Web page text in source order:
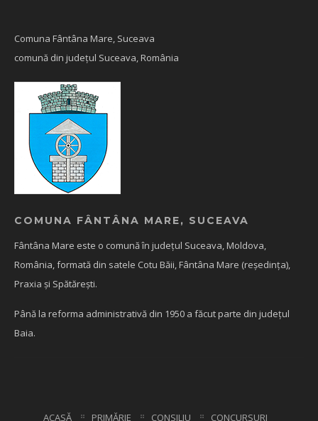
Comuna Fântâna Mare, Suceava
comună din județul Suceava, România
COMUNA FÂNTÂNA MARE, SUCEAVA
Fântâna Mare este o comună în județul Suceava, Moldova,
România, formată din satele Cotu Băii, Fântâna Mare (reședința),
Praxia și Spătărești.
Până la reforma administrativă din 1950 a făcut parte din județul
Baia.
ACASĂ PRIMĂRIE CONSILIU CONCURSURI